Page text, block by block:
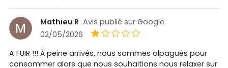
Mathieu R Avis publié sur Google
02/05/2026
A FUIR !!! À peine arrivés, nous sommes alpagués pour
consommer alors que nous souhaitions nous relaxer sur